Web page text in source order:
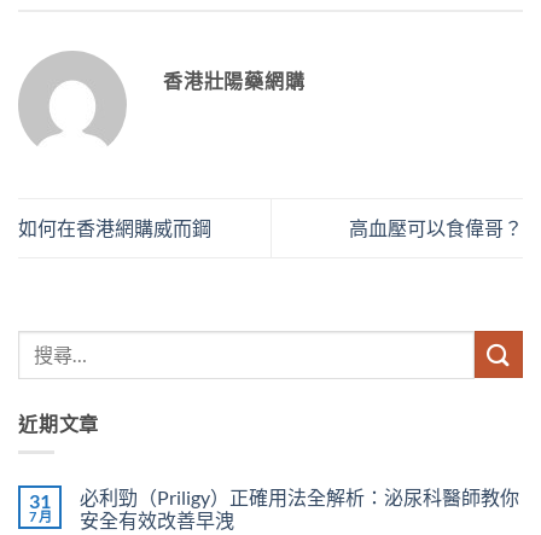
香港壯陽藥網購
如何在香港網購威而鋼 高血壓可以食偉哥？
近期文章
31
7 月
必利勁（Priligy）正確用法全解析：泌尿科醫師教你
安全有效改善早洩